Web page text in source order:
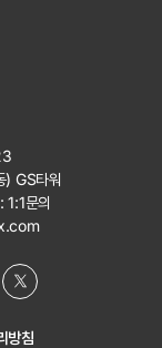
) GS타워
:1:1문의
방침